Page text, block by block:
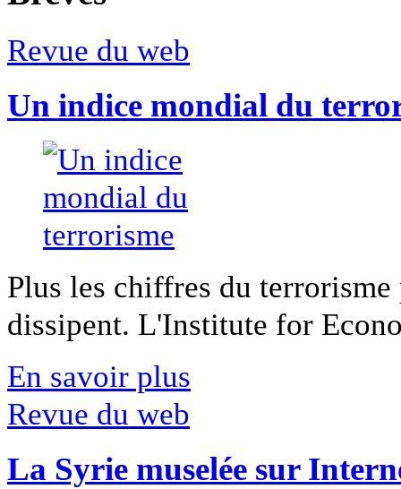
Revue du web
Un indice mondial du
Plus les chiffres du
dissipent. L'Institute for
En savoir plus
Revue du web
La Syrie muselée sur